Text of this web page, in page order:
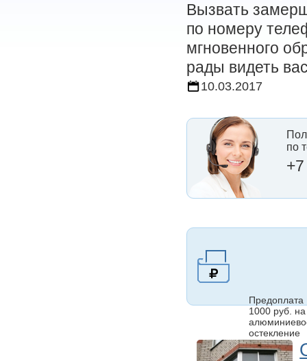
Вызвать
по номеру
мгновенного
рады видеть
10.03.2017
по
Предоплата
1000 руб. на
остекление